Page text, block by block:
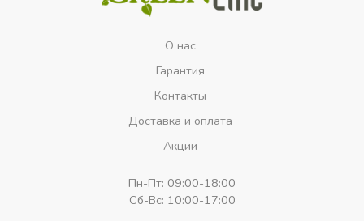
О нас
Гарантия
Контакты
Доставка и оплата
Акции
Пн-Пт: 09:00-18:00
Сб-Вс: 10:00-17:00